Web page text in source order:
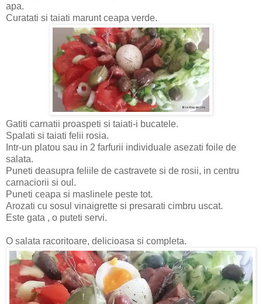
apa.
Curatati si taiati marunt ceapa verde.
Gatiti carnatii proaspeti si taiati-i bucatele.
Spalati si taiati felii rosia.
Intr-un platou sau in 2 farfurii individuale asezati foile de
salata.
Puneti deasupra feliile de castravete si de rosii, in centru
carnaciorii si oul.
Puneti ceapa si maslinele peste tot.
Arozati cu sosul vinaigrette si presarati cimbru uscat.
Este gata , o puteti servi.
O salata racoritoare, delicioasa si completa.